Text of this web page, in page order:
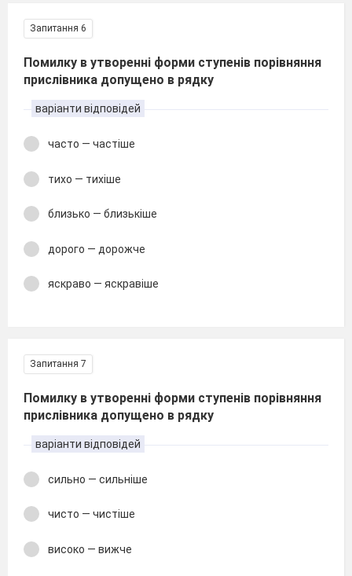
Запитання 6
Помилку в утворенні форми ступенів порівняння
прислівника допущено в рядку
варіанти відповідей
часто — частіше
тихо — тихіше
близько — близькіше
дорого — дорожче
яскраво — яскравіше
Запитання 7
Помилку в утворенні форми ступенів порівняння
прислівника допущено в рядку
варіанти відповідей
сильно — сильніше
чисто — чистіше
високо — вижче